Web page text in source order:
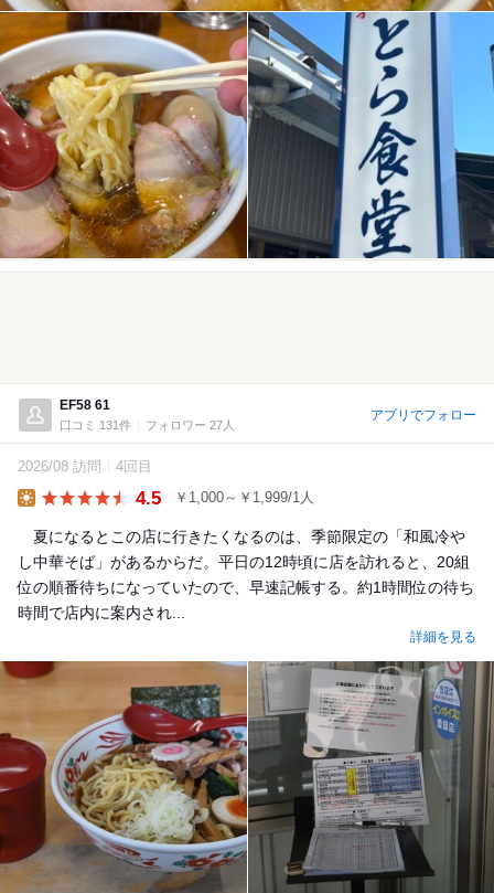
EF58 61
口コミ 131件 フォロワー 27人
アプリでフォロー
2026/08 訪問 4回目
4.5 ￥1,000～￥1,999/1人
夏になるとこの店に行きたくなるのは、季節限定の「和風冷や
し中華そば」があるからだ。平日の12時頃に店を訪れると、20組
位の順番待ちになっていたので、早速記帳する。約1時間位の待ち
時間で店内に案内され...
詳細を見る